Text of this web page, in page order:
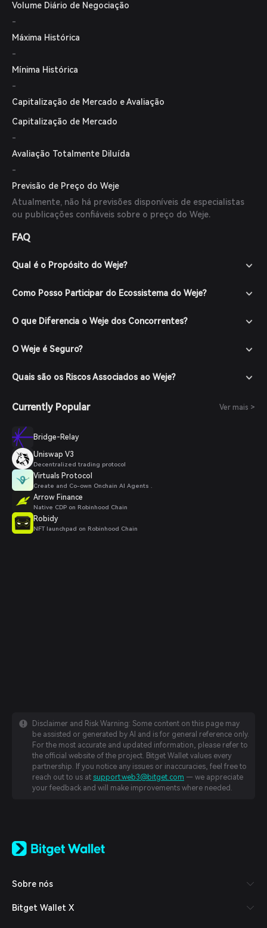
Volume Diário de Negociação
-
Máxima Histórica
-
Mínima Histórica
-
Capitalização de Mercado e Avaliação
Capitalização de Mercado
-
Avaliação Totalmente Diluída
-
Previsão de Preço do Weje
Atualmente, não há previsões disponíveis de especialistas
ou publicações confiáveis sobre o preço do Weje.
FAQ
Qual é o Propósito do Weje?
Como Posso Participar do Ecossistema do Weje?
O que Diferencia o Weje dos Concorrentes?
O Weje é Seguro?
Quais são os Riscos Associados ao Weje?
Currently Popular Ver mais >
Bridge-Relay
Uniswap V3
Decentralized trading protocol
Virtuals Protocol
Create and Co-own Onchain AI Agents .
Arrow Finance
Native CDP on Robinhood Chain
Robidy
NFT launchpad on Robinhood Chain
Disclaimer and Risk Warning: Some content on this page may
be assisted or generated by AI and is for general reference only.
For the most accurate and updated information, please refer to
the official website of the project. Bitget Wallet values every
partnership. If you notice any issues or inaccuracies, feel free to
reach out to us at support.web3@bitget.com — we appreciate
your feedback and will make improvements where needed.
日本語
Español (Latinoamérica)
Italiano
Sobre nós
Bitget Wallet X